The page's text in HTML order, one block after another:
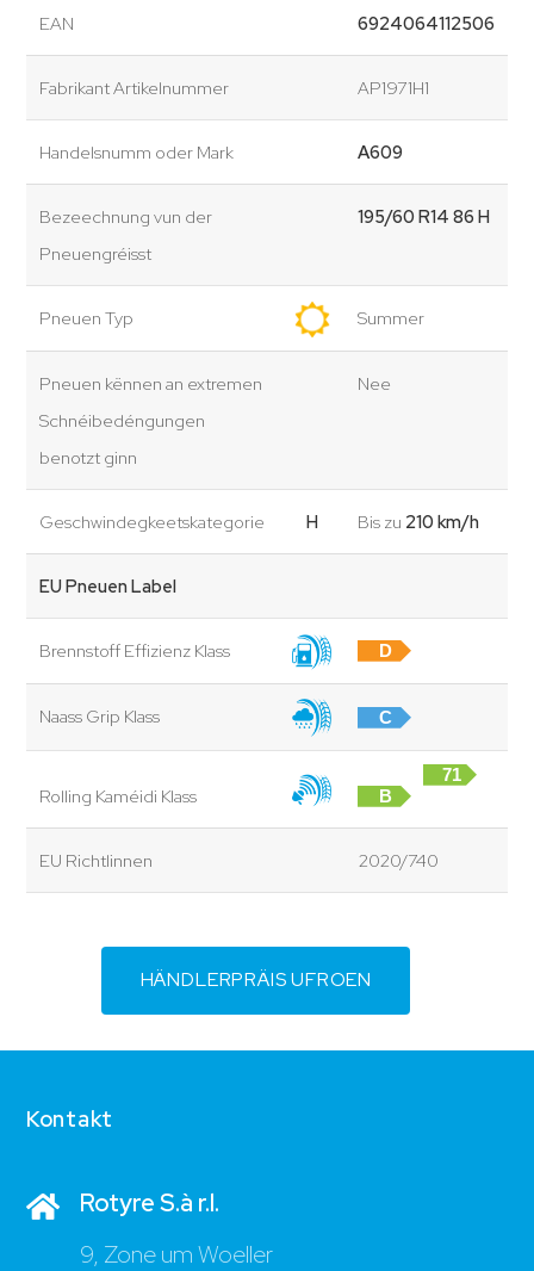
EAN 6924064112506
Fabrikant Artikelnummer AP1971H1
Handelsnumm oder Mark A609
Bezeechnung vun der
Pneuengréisst
195/60 R14 86 H
Pneuen Typ Summer
Pneuen kënnen an extremen
Schnéibedéngungen
benotzt ginn
Nee
Geschwindegkeetskategorie H Bis zu 210 km/h
EU Pneuen Label
Brennstoff Effizienz Klass D
Naass Grip Klass C
Rolling Kaméidi Klass B
71
EU Richtlinnen 2020/740
HÄNDLERPRÄIS UFROEN
Kontakt
Rotyre S.à r.l.
9, Zone um Woeller